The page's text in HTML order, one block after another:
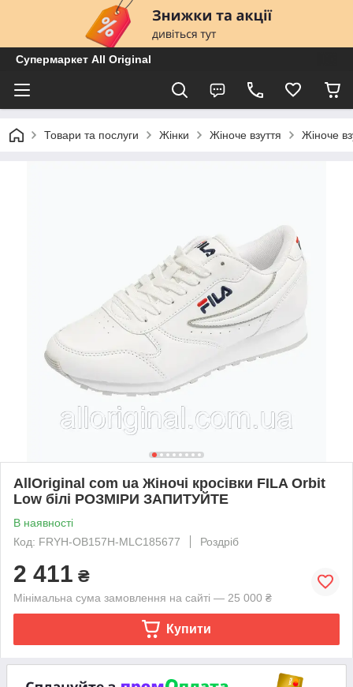
Супермаркет All Original
Товари та послуги Жінки Жіноче взуття Жіноче
AllOriginal com ua Жіночі кросівки FILA Orbit
Low білі РОЗМІРИ ЗАПИТУЙТЕ
В наявності
Код: FRYH-OB157H-MLC185677
Роздріб
2 411 ₴
Мінімальна сума замовлення на сайті — 25 000 ₴
Купити